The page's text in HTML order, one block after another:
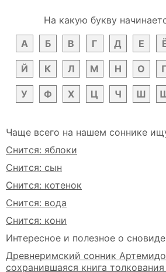
На какую букву
А
Б В Г Д Е
Й К Л М Н О
У Ф Х Ц Ч Ш
Чаще всего на нашем соннике
Снится: яблоки
Снится: сын
Снится: котенок
Снится: вода
Снится: кони
Интересное и полезное о
Древнеримский сонник
сохранившаяся книга